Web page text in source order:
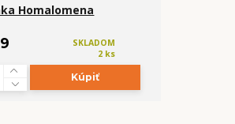
Homalomena
SKLADOM
2 ks
Kúpiť